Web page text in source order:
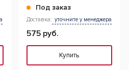
Под заказ
Доставка: уточните у менеджера
575 руб.
Купить